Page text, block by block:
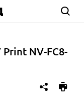
Print NV-FC8-